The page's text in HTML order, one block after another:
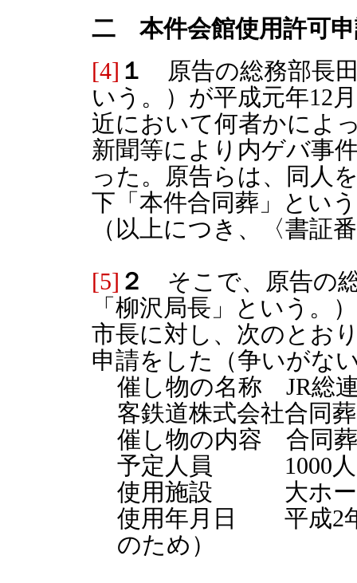
二 本件会館使用許可
[4] １
原告の総務部長
いう。）が平成元年12
近において何者かによ
新聞等により内ゲバ事
った。原告らは、同人
下「本件合同葬」とい
（以上につき、〈書証
[5] ２
そこで、原告の
「柳沢局長」という。
市長に対し、次のとお
申請をした（争いがな
催し物の名称 JR総
客鉄道株式会社合同葬
催し物の内容 合同葬
予定人員 1000人
使用施設 大ホー
使用年月日 平成2年
のため）